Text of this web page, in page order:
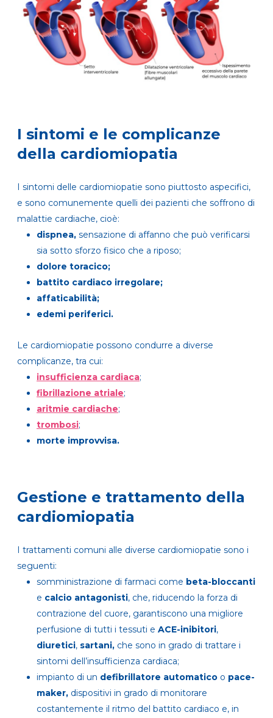
I sintomi e le complicanze
della cardiomiopatia
I sintomi delle cardiomiopatie sono piuttosto aspecifici,
e sono comunemente quelli dei pazienti che soffrono di
malattie cardiache, cioè:
dispnea, sensazione di affanno che può verificarsi
sia sotto sforzo fisico che a riposo;
dolore toracico;
battito cardiaco irregolare;
affaticabilità;
edemi periferici.
Le cardiomiopatie possono condurre a diverse
complicanze, tra cui:
insufficienza cardiaca;
fibrillazione atriale;
aritmie cardiache;
trombosi;
morte improvvisa.
Gestione e trattamento della
cardiomiopatia
I trattamenti comuni alle diverse cardiomiopatie sono i
seguenti:
somministrazione di farmaci come beta-bloccanti
e calcio antagonisti, che, riducendo la forza di
contrazione del cuore, garantiscono una migliore
perfusione di tutti i tessuti e ACE-inibitori,
diuretici, sartani, che sono in grado di trattare i
sintomi dell’insufficienza cardiaca;
impianto di un defibrillatore automatico o pace-
maker, dispositivi in grado di monitorare
costantemente il ritmo del battito cardiaco e, in